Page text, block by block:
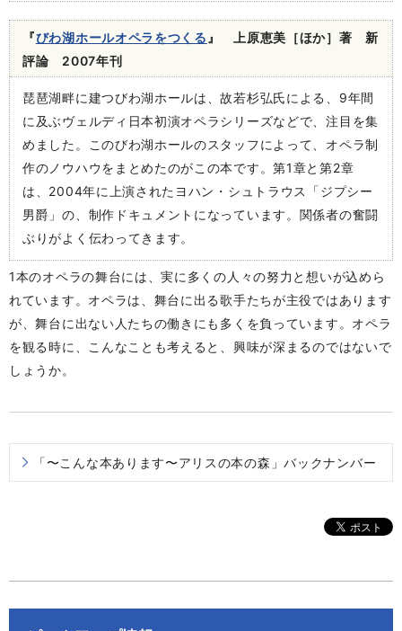
『びわ湖ホールオペラをつくる 』 上原恵美［ほか］著 新
評論 2007年刊
琵琶湖畔に建つびわ湖ホールは、故若杉弘氏による、9年間
に及ぶヴェルディ日本初演オペラシリーズなどで、注目を集
めました。このびわ湖ホールのスタッフによって、オペラ制
作のノウハウをまとめたのがこの本です。第1章と第2章
は、2004年に上演されたヨハン・シュトラウス「ジプシー
男爵」の、制作ドキュメントになっています。関係者の奮闘
ぶりがよく伝わってきます。
1本のオペラの舞台には、実に多くの人々の努力と想いが込めら
れています。オペラは、舞台に出る歌手たちが主役ではあります
が、舞台に出ない人たちの働きにも多くを負っています。オペラ
を観る時に、こんなことも考えると、興味が深まるのではないで
しょうか。
「〜こんな本あります〜アリスの本の森」バックナンバー